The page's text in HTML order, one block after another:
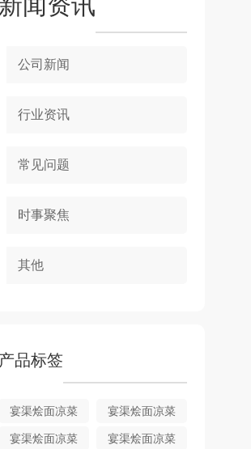
新闻资讯
公司新闻
行业资讯
常见问题
时事聚焦
其他
产品标签
宴渠烩面凉菜 宴渠烩面凉菜
宴渠烩面凉菜 宴渠烩面凉菜